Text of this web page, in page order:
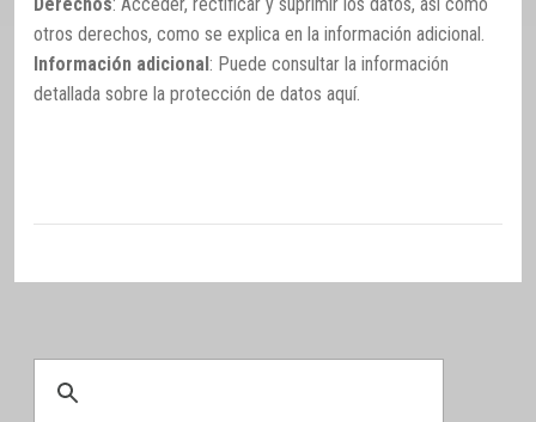
otros derechos, como se explica en la información adicional.
Información adicional: Puede consultar la información
detallada sobre la protección de datos aquí.